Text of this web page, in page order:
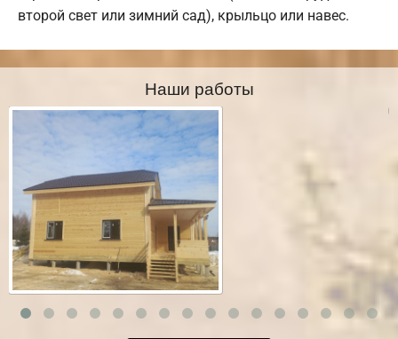
второй свет или зимний сад), крыльцо или навес.
Наши работы